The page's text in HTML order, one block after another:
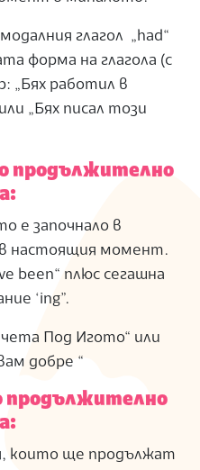
глагол „had“
форма на глагола (с
„Бях работил в
„Бях писал този
продължително
е започнало в
настоящия момент.
been“ плюс сегашна
‘ing”.
Под Игото“ или
добре “
продължително
които ще продължат